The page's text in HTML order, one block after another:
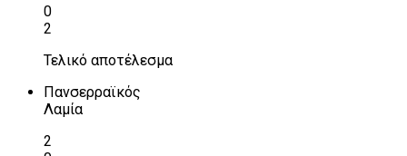
0
2
Τελικό αποτέλεσμα
Πανσερραϊκός
Λαμία
2